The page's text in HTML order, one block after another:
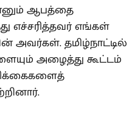
ஆபத்தை
எச்சரித்தவர் எங்கள்
அவர்கள். தமிழ்நாட்டில்
அழைத்து கூட்டம்